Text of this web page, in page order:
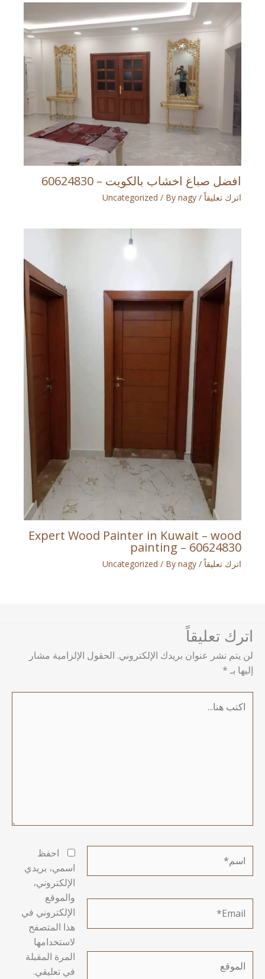
افضل صباغ اخشاب بالكويت – 60624830
اترك تعليقاً /
Uncategorized / By nagy
Expert Wood Painter in Kuwait – wood
painting – 60624830
اترك تعليقاً /
Uncategorized / By nagy
اترك تعليقاً
لن يتم نشر عنوان بريدك الإلكتروني. الحقول الإلزامية مشار
إليها بـ *
هنا...
احفظ
اسمي، بريدي
الإلكتروني،
والموقع
الإلكتروني في
هذا المتصفح
لاستخدامها
المرة المقبلة
في تعليقي.